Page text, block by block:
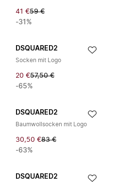
41 €59 €
-31%
DSQUARED2
Socken mit Logo
20 €57,50 €
-65%
DSQUARED2
Baumwollsocken mit Logo
30,50 €83 €
-63%
DSQUARED2